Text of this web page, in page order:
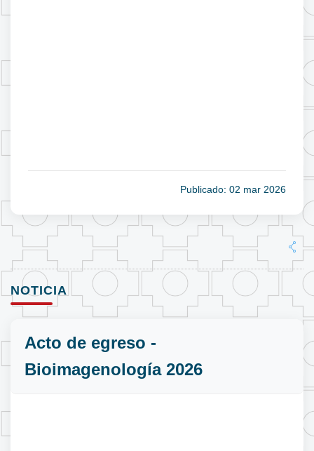
Publicado: 02 mar 2026
NOTICIA
Acto de egreso -
Bioimagenología 2026